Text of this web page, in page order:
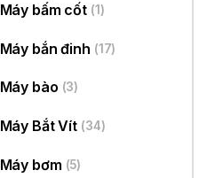
Máy bấm cốt (1)
Máy bắn đinh (17)
Máy bào (3)
Máy Bắt Vít (34)
Máy bơm (5)